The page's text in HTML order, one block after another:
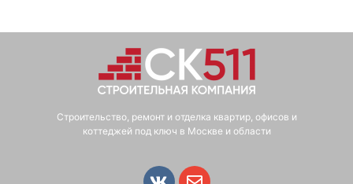
Строительство, ремонт и отделка квартир, офисов и
коттеджей под ключ в Москве и области